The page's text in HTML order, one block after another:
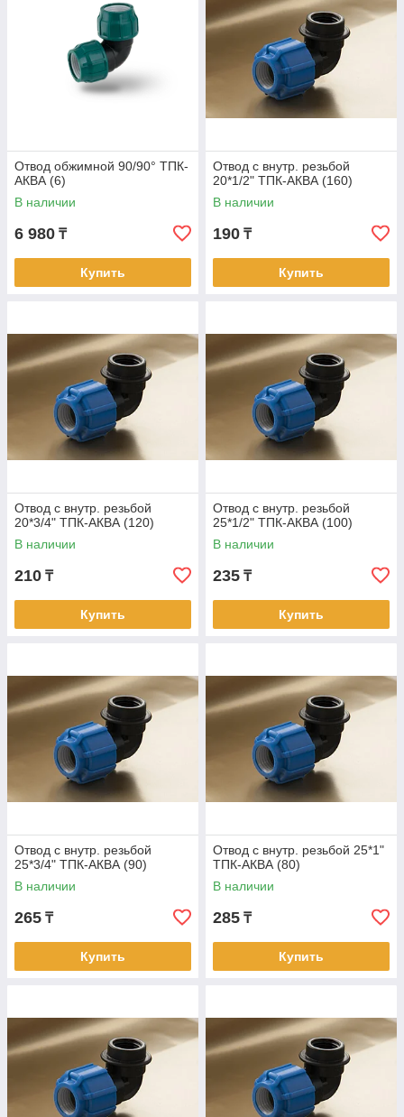
Отвод обжимной 90/90° ТПК-
АКВА (6)
В наличии
6 980 ₸
Купить
Отвод с внутр. резьбой
20*1/2" ТПК-АКВА (160)
В наличии
190 ₸
Купить
Отвод с внутр. резьбой
20*3/4" ТПК-АКВА (120)
В наличии
210 ₸
Купить
Отвод с внутр. резьбой
25*1/2" ТПК-АКВА (100)
В наличии
235 ₸
Купить
Отвод с внутр. резьбой
25*3/4" ТПК-АКВА (90)
В наличии
265 ₸
Купить
Отвод с внутр. резьбой 25*1"
ТПК-АКВА (80)
В наличии
285 ₸
Купить